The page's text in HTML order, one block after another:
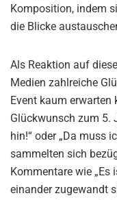
Komposition, indem
die Blicke
Als Reaktion auf
Medien zahlreiche
Event kaum erwarten
Glückwunsch zum 5.
hin!“ oder „Da muss
sammelten sich
Kommentare wie „Es
einander zugewandt